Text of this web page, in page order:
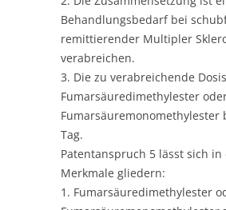
Behandlungsbedarf bei
remittierender Multipler
verabreichen.
3. Die zu verabreichende Dosis
Fumarsäuredimethylester
Fumarsäuremonomethylester
Tag.
Patentanspruch 5 lässt sich
Merkmale gliedern:
1. Fumarsäuredimethylester